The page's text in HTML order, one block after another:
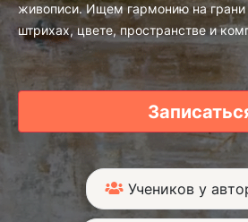
живописи. Ищем гармонию на грани
штрихах, цвете, пространстве и
Учеников у